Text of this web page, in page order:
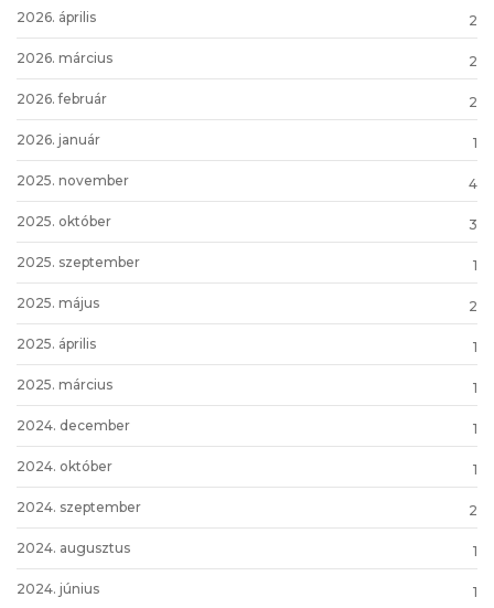
2026. április 2
2026. március 2
2026. február 2
2026. január 1
2025. november 4
2025. október 3
2025. szeptember 1
2025. május 2
2025. április 1
2025. március 1
2024. december 1
2024. október 1
2024. szeptember 2
2024. augusztus 1
2024. június 1